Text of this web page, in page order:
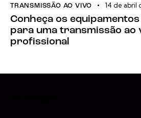
TRANSMISSÃO AO VIVO 14 de abril
Conheça os
para uma transmissão ao
profissional